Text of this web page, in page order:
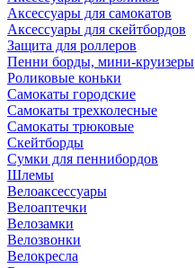
Аксессуары для самокатов
Аксессуары для скейтбордов
Защита для роллеров
Пенни борды, мини-круизеры
Роликовые коньки
Самокаты городские
Самокаты трехколесные
Самокаты трюковые
Скейтборды
Сумки для пеннибордов
Шлемы
Велоаксессуары
Велоаптечки
Велозамки
Велозвонки
Велокресла